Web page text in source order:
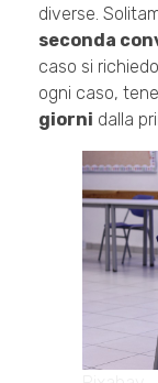
diverse.
seconda
caso si
ogni caso,
giorni dalla